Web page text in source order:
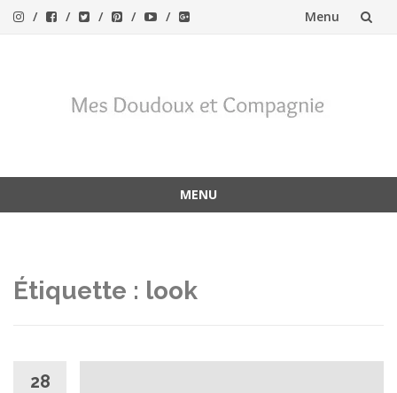
Menu
MENU
Étiquette : look
28